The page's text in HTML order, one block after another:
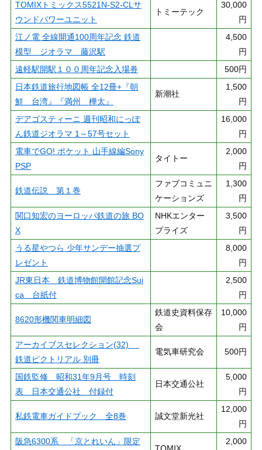
TOMIXトミックス5521N-S2-CLサ
ウンドパワーユニット
トミーテック
30,000
円
江ノ電 全線開通100周年記念 鉄道
模型 ジオラマ 藤沢駅
4,500
円
遠軽駅開駅１００周年記念入場券
500円
日本鉄道旅行地図帳 全12冊+『朝
鮮 台湾』『満州 樺太』
新潮社
1,500
円
デアゴスティーニ 週刊昭和にっぽ
ん鉄道ジオラマ 1～57号セット
16,000
円
電車でGO! ポケット 山手線編Sony
PSP
タイトー
2,000
円
鉄道伝説 第１巻
ファブコミュニ
ケーションズ
1,300
円
関口知宏のヨーロッパ鉄道の旅 BO
X
NHKエンター
プライズ
3,500
円
うる星やつら 少年サンデー抽選プ
レゼント
8,000
円
JR東日本 鉄道博物館開館記念Sui
ca 台紙付
2,500
円
8620形機関車明細図
鉄道史資料保存
会
10,000
円
アーカイブスセレクション(32)
鉄道ピクトリアル 別冊
電気車研究会 500円
国鉄監修 昭和31年9月号 時刻
表 日本交通公社 付録付
日本交通公社
5,000
円
私鉄電車ガイドブック 全8巻 誠文堂新光社
12,000
円
阪急6300系 「京とれいん」限定
2,000